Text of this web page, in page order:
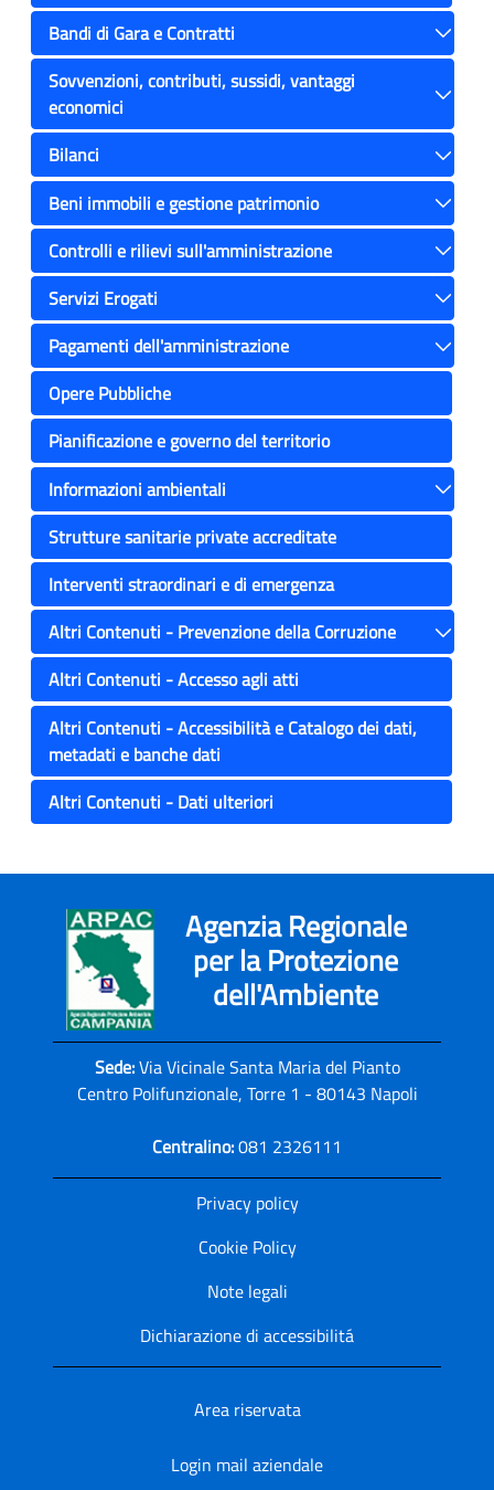
Bandi di Gara e Contratti
Toggle
Sovvenzioni, contributi, sussidi, vantaggi
economici
Toggle
Bilanci
Toggle
Beni immobili e gestione patrimonio
Toggle
Controlli e rilievi sull'amministrazione
Toggle
Servizi Erogati
Toggle
Pagamenti dell'amministrazione
Toggle
Opere Pubbliche
Pianificazione e governo del territorio
Informazioni ambientali
Toggle
Strutture sanitarie private accreditate
Interventi straordinari e di emergenza
Altri Contenuti - Prevenzione della Corruzione
Toggle
Altri Contenuti - Accesso agli atti
Altri Contenuti - Accessibilità e Catalogo dei dati,
metadati e banche dati
Altri Contenuti - Dati ulteriori
Agenzia Regionale
per la Protezione
dell'Ambiente
Sede:Via Vicinale Santa Maria del Pianto
Centro Polifunzionale, Torre 1 - 80143 Napoli
Centralino:081 2326111
Privacy policy
Cookie Policy
Note legali
Dichiarazione di accessibilitá
Area riservata
Login mail aziendale